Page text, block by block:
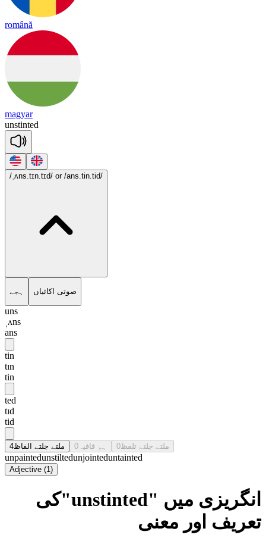
română
magyar
unstinted
/ˌʌns.tɪn.tɪd/ or /ans.tin.tid/
ہجے صوتی اکائیاں
uns
ˌʌns
ans
tin
tɪn
tin
ted
tɪd
tid
ملتے جلتے الفاظ4 ہم قافیہ 0 ملتے جلتے تلفظ 0
unpaintedunstiltedunjointeduntainted
Adjective (1)
انگریزی میں "unstinted"کی
تعریف اور معنی